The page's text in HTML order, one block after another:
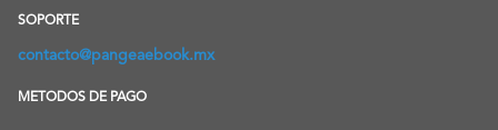
SOPORTE
contacto@pangeaebook.mx
METODOS DE PAGO